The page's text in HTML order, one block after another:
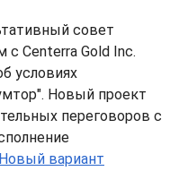
совет
с Centerra Gold Inc.
условиях
Новый проект
переговоров с
Новый вариант